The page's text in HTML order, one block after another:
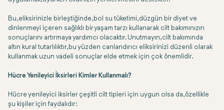
Bu, eliksirinizle birleştiğinde, bol su tüketimi, düzgün bir diyet ve
dinlenmeyi içeren sağlıklı bir yaşam tarzı kullanarak cilt bakımınızın
sonuçlarını artırmaya yardımcı olacaktır. Unutmayın, cilt bakımında
altın kural tutarlılıktır, bu yüzden canlandırıcı eliksirinizi düzenli olarak
kullanmak uzun vadeli sonuçlar elde etmek için çok önemlidir.
Hücre Yenileyici İksirleri Kimler Kullanmalı?
Hücre yenileyici iksirler çeşitli cilt tipleri için uygun olsa da, özellikle
şu kişiler için faydalıdır: